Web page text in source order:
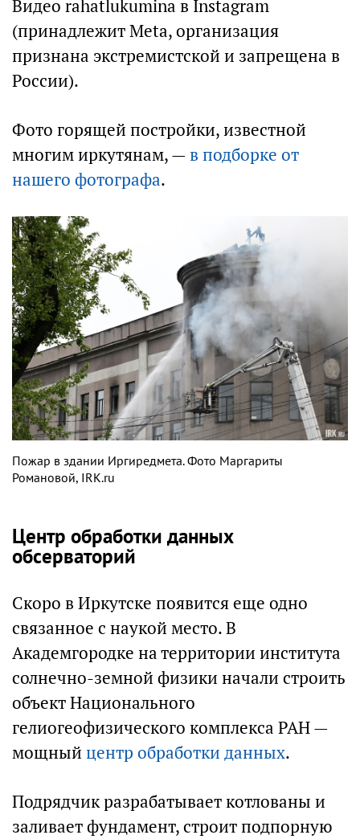
Видео rahatlukumina в Instagram
(принадлежит Meta, организация
признана экстремистской и запрещена в
России).
Фото горящей постройки, известной
многим иркутянам, —в подборке от
нашего фотографа.
Пожар в здании Иргиредмета. Фото Маргариты
Романовой, IRK.ru
Центр обработки данных
обсерваторий
Скоро в Иркутске появится еще одно
связанное с наукой место. В
Академгородке на территории института
солнечно-земной физики начали строить
объект Национального
гелиогеофизического комплекса РАН —
мощный центр обработки данных.
Подрядчик разрабатывает котлованы и
заливает фундамент, строит подпорную